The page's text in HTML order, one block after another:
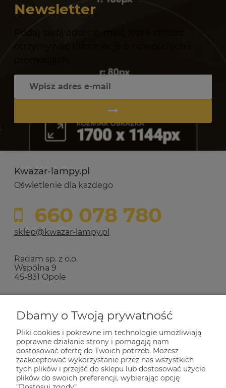
Newsletter
Podaj swój adres e-mail, jeżeli chcesz
Kwazar-lampy.pl
Oświetlenie dla każdego
660 078 780
sklep@kwazar-lampy.pl
Radam sp. z o.o.
Wspólna 9
45-831 Opole
Zakupy
Pomoc
Dla Ciebie
Dbamy o Twoją prywatność
Pliki cookies i pokrewne im technologie umożliwiają
poprawne działanie strony i pomagają nam
dostosować ofertę do Twoich potrzeb. Możesz
zaakceptować wykorzystanie przez nas wszystkich
tych plików i przejść do sklepu lub dostosować użycie
plików do swoich preferencji, wybierając opcję